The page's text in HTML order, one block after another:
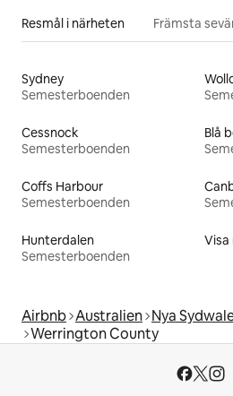
Resmål i närheten Främsta
Sydney
Semesterboenden
Cessnock
Semesterboenden
Blå
Coffs Harbour
Semesterboenden
Hunterdalen
Semesterboenden
Visa
Airbnb Australien Nya
Werrington County